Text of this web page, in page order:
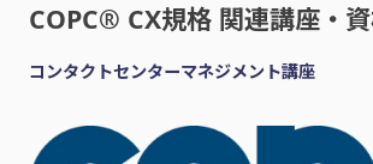
COPC® CX規格 関連講座・
コンタクトセンターマネジメント講座